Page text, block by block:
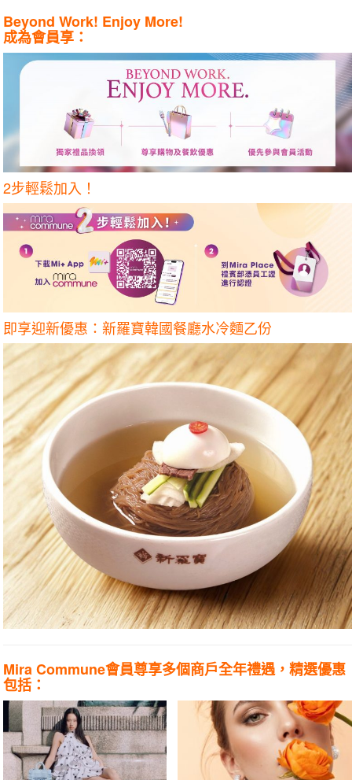
Beyond Work! Enjoy More!
成為會員享：
2步輕鬆加入！
即享迎新優惠：新羅寶韓國餐廳水冷麵乙份
Mira Commune會員尊享多個商戶全年禮遇，精選優惠
包括：